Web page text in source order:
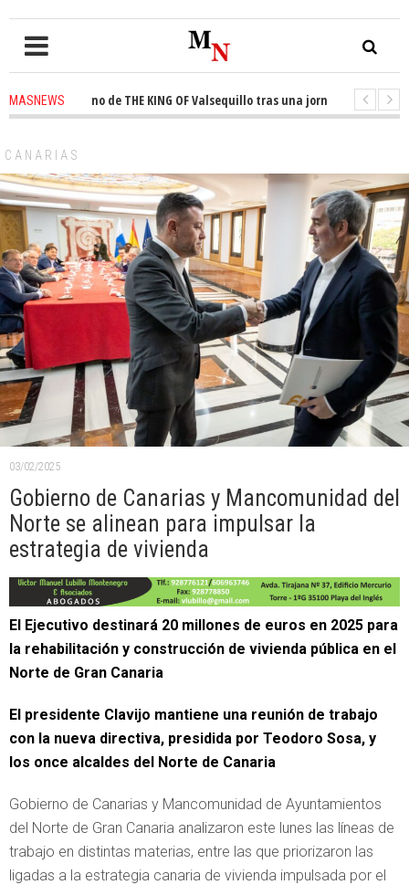
MASNEWS
de THE KING OF Valsequillo tras una jornada de baloncesto
CANARIAS
03/02/2025
Gobierno de Canarias y Mancomunidad del
Norte se alinean para impulsar la
estrategia de vivienda
El Ejecutivo destinará 20 millones de euros en 2025 para
la rehabilitación y construcción de vivienda pública en el
Norte de Gran Canaria
El presidente Clavijo mantiene una reunión de trabajo
con la nueva directiva, presidida por Teodoro Sosa, y
los once alcaldes del Norte de Canaria
Gobierno de Canarias y Mancomunidad de Ayuntamientos
del Norte de Gran Canaria analizaron este lunes las líneas de
trabajo en distintas materias, entre las que priorizaron las
ligadas a la estrategia canaria de vivienda impulsada por el